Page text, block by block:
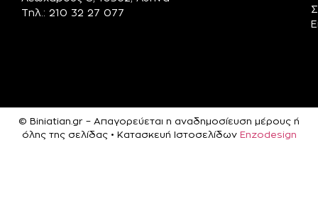
Τηλ.: 210 32 27 077
© Biniatian.gr – Απαγορεύεται η αναδημοσίευση μέρους ή
όλης της σελίδας • Κατασκευή Ιστοσελίδων Enzodesign